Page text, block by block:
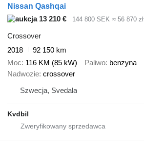
Nissan Qashqai
13 210 €
144 800 SEK ≈ 56 870 zł
Crossover
2018
92 150 km
Moc 116 KM (85 kW) Paliwo benzyna
Nadwozie crossover
Szwecja, Svedala
Kvdbil